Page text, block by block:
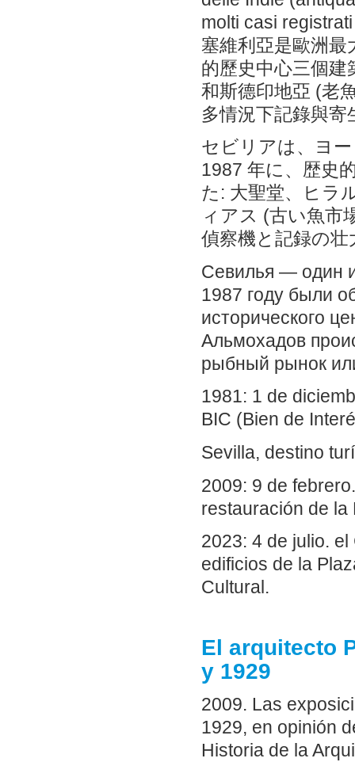
molti casi
塞維利亞是歐洲最
的歷史中心三個建
和斯德印地亞 (老
多情況下記錄與寄
セビリアは、ヨ
1987 年に、歴史
た: 大聖堂、ヒラ
ィアス (古い魚市
偵察機と記録の
Севилья — один
1987 году были
исторического
Альмохадов
рыбный рынок
1981: 1 de
BIC (Bien de
Sevilla, destino
2009: 9 de
restauración de la
2023: 4 de julio.
edificios de la
Cultural.
El arquitecto
y 1929
2009. Las
1929, en opinión
Historia de la